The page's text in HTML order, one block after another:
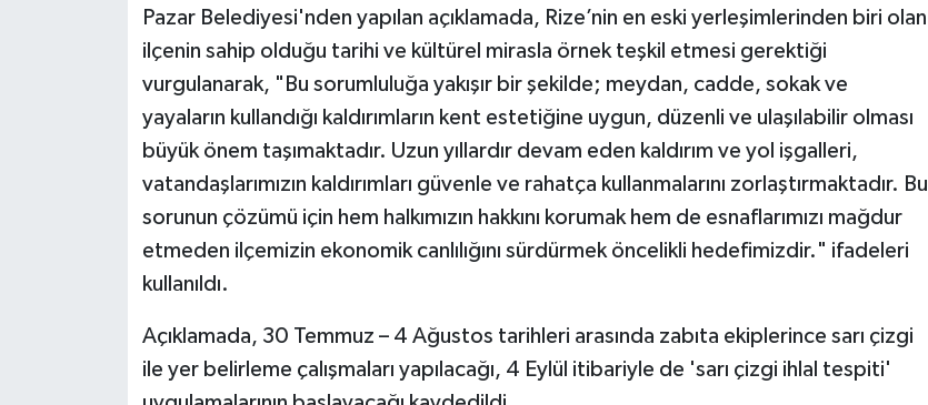
Pazar Belediyesi'nden yapılan açıklamada, Rize’nin en eski yerleşimlerinden biri olan
ilçenin sahip olduğu tarihi ve kültürel mirasla örnek teşkil etmesi gerektiği
vurgulanarak, "Bu sorumluluğa yakışır bir şekilde; meydan, cadde, sokak ve
yayaların kullandığı kaldırımların kent estetiğine uygun, düzenli ve ulaşılabilir olması
büyük önem taşımaktadır. Uzun yıllardır devam eden kaldırım ve yol işgalleri,
vatandaşlarımızın kaldırımları güvenle ve rahatça kullanmalarını zorlaştırmaktadır. Bu
sorunun çözümü için hem halkımızın hakkını korumak hem de esnaflarımızı mağdur
etmeden ilçemizin ekonomik canlılığını sürdürmek öncelikli hedefimizdir." ifadeleri
kullanıldı.
Açıklamada, 30 Temmuz – 4 Ağustos tarihleri arasında zabıta ekiplerince sarı çizgi
ile yer belirleme çalışmaları yapılacağı, 4 Eylül itibariyle de 'sarı çizgi ihlal tespiti'